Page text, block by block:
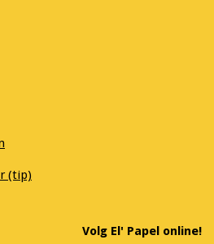
(tip)
Volg El' Papel online!